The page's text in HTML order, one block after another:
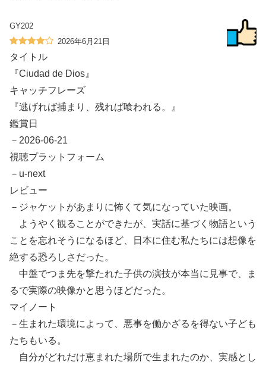
GY202
2026年6月21日
タイトル
『Ciudad de Dios』
キャッチフレーズ
『逃げれば捕まり、残れば喰われる。』
鑑賞日
－2026-06-21
視聴プラットフォーム
－u-next
レビュー
－ジャケットがあまりに怖くて気になっていた映画。
ようやく観ることができたが、実話に基づく物語という
ことを忘れそうになるほど、日本に住む私たちには想像を
絶する恐ろしさだった。
中盤でつま先を撃たれた子供の演技が本当に見事で、ま
るで実際の映像かと思うほどだった。
マイノート
－生まれた環境によって、悪事を働かざるを得ない子ども
たちもいる。
自分がどれだけ恵まれた場所で生まれたのか、実感とし